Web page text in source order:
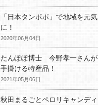
「日本タンポポ」で地域を元気
に！
2020年06月04日
たんぽぽ博士 今野孝一さんが
手掛ける特産品！
2021年05月06日
秋田まるごとペロリキャンディ